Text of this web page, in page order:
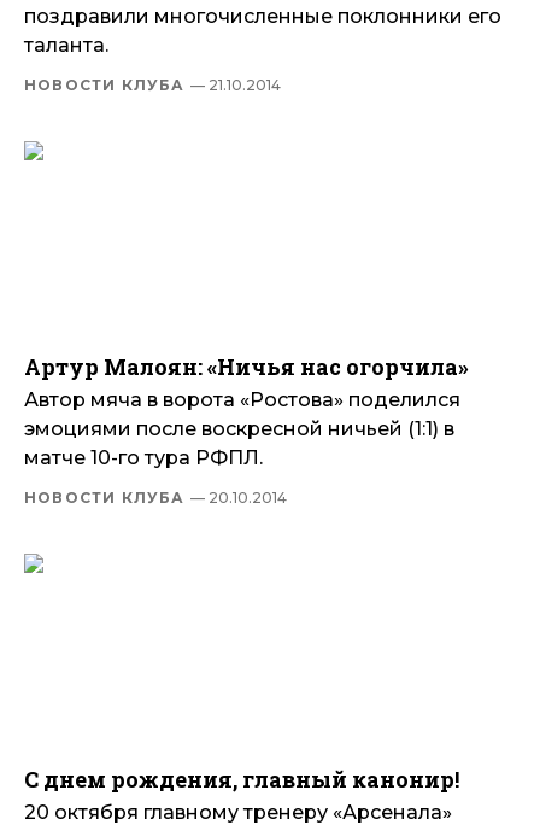
поздравили многочисленные поклонники его
таланта.
НОВОСТИ КЛУБА — 21.10.2014
Артур Малоян: «Ничья нас огорчила»
Автор мяча в ворота «Ростова» поделился
эмоциями после воскресной ничьей (1:1) в
матче 10-го тура РФПЛ.
НОВОСТИ КЛУБА — 20.10.2014
С днем рождения, главный канонир!
20 октября главному тренеру «Арсенала»